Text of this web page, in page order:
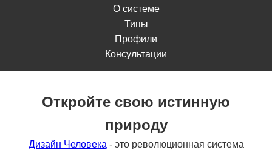
О системе
Типы
Профили
Консультации
Откройте свою истинную
природу
Дизайн Человека - это революционная система